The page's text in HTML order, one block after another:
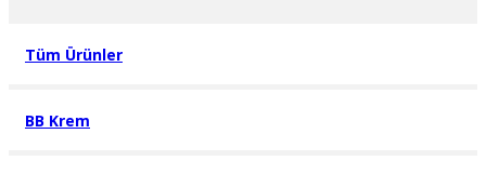
Tüm Ürünler
BB Krem